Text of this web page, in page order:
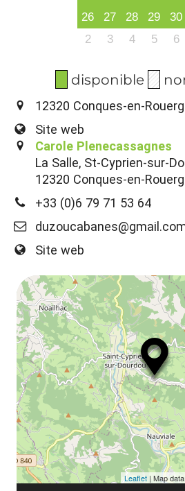
26
27 28 29 30
2
3 4 5 6
disponible
12320 Conques-en-
Site web
Carole Plenecassagnes
La Salle, St-Cyprien-sur-
12320 Conques-en-
+33 (0)6 79 71 53 64
Site web
Leaflet | Map